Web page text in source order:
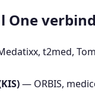
One
t2med,
— ORBIS,